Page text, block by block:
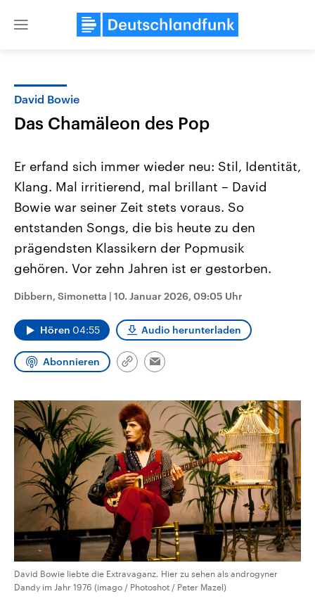
Close
Landtagswahl Sachsen-Anhalt
2026
Alle Informationen
Sachsen-Anhalt wählt am 6.
September 2026 einen neuen
Landtag. Seit 2021 wird das
CDU, SPD und FDP regiert.-
Umfragen, Prognosen,
und Hintergründe zu den Parteien
und Kandidaten der anstehenden
USA
Aktuelle Beiträge,
Hintergründe
Wirtschaftlich und
gehören die Vereinigten
den mächtigsten Ländern
aktuelle Weltgeschehen.
Sendungen Programm
David Bowie
Das Chamäleon des Pop
Er erfand sich immer wieder neu: Stil, Identität,
Klang. Mal irritierend, mal brillant – David
Bowie war seiner Zeit stets voraus. So
entstanden Songs, die bis heute zu den
prägendsten Klassikern der Popmusik
gehören. Vor zehn Jahren ist er gestorben.
Dibbern, Simonetta | 10. Januar 2026, 09:05 Uhr
Hören 04:55 Audio herunterladen
Abonnieren
Link
Email
David Bowie liebte die Extravaganz. Hier zu sehen als androgyner
Dandy im Jahr 1976 (imago / Photoshot / Peter Mazel)